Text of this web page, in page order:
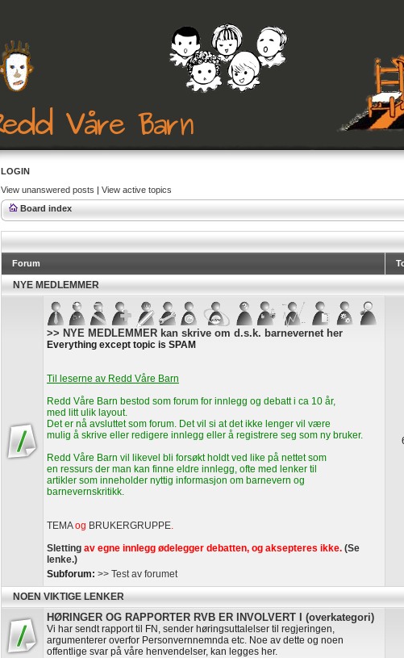
LOGIN
View unanswered posts | View active topics
Board index
Forum
NYE MEDLEMMER
>> NYE MEDLEMMER kan skrive om d.s.k. barnevernet her
Everything except topic is SPAM
Til leserne av Redd Våre Barn
Redd Våre Barn bestod som forum for innlegg og debatt i ca 10 år,
med litt ulik layout.
Det er nå avsluttet som forum. Det vil si at det ikke lenger vil være
mulig å skrive eller redigere innlegg eller å registrere seg som ny bruker.
Redd Våre Barn vil likevel bli forsøkt holdt ved like på nettet som
en ressurs der man kan finne eldre innlegg, ofte med lenker til
artikler som inneholder nyttig informasjon om barnevern og
barnevernskritikk.
TEMAog BRUKERGRUPPE.
Sletting av egne innlegg ødelegger debatten, og aksepteres ikke. (Se
lenke.)
Subforum: >> Test av forumet
NOEN VIKTIGE LENKER
HØRINGER OG RAPPORTER RVB ER INVOLVERT I (overkategori)
Vi har sendt rapport til FN, sender høringsuttalelser til regjeringen,
argumenterer overfor Personvernnemnda etc. Noe av dette og noen
offentlige svar på våre henvendelser, kan legges her.